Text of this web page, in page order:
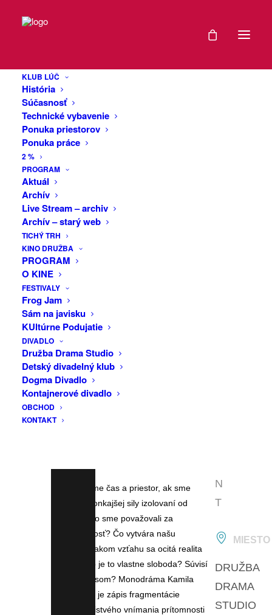
KLUB LÚČ
História
Súčasnosť
Technické vybavenie
Ponuka priestorov
Ponuka práce
2 %
PROGRAM
Aktuál
Archív
Live Stream – archiv
Archív – starý web
TICHÝ TRH
KINO DRUŽBA
PROGRAM
O KINE
FESTIVALY
Frog Jam
Sám na javisku
KUltúrne Podujatie
DIVADLO
Družba Drama Studio
Detský divadelný klub
Dogma Divadlo
Kontajnerové divadlo
OBCHOD
KONTAKT
Presunuté na
11.12. 2024
Zo zdravotných dôvodov je predstavenie
Pri návrate z hosťovania v Macedónsku
pri vstupe do Srbska boli členovia
prehliadke, pri ktorej colní pracovníci
medzi rekvizitami objavili štartovaciu
plynovú pištoľ používanú v predstavení
„Višegrád -1“. Podľa znaleckého
posudku Národného strediska pre
forenzné vedy, bolo zistené, že ide o
konvertibilnú zbraň, ktorú v Republike
Srbsko možno vlastniť a nosiť iba na
základe povolenia štátneho orgánu.
Vyššia verejná prokuratúra v meste
Vranje, obvinila majiteľa vozidla Kamila
Bystrického z trestného činu nelegálnej
výroby, vlastnenia, nosenia a
Ako vnímame čas a priestor, ak sme
zásahom vonkajšej sily izolovaní od
všetkého, čo sme považovali za
samozrejmosť? Čo vytvára našu
identitu? V akom vzťahu sa ocitá realita
a ilúzia? Čo je to vlastne sloboda? Súvisí
nejako s časom? Monodráma Kamila
Bystrického je zápis fragmentácie
niekedy celistvého vnímania prítomnosti
DÁTUM
N
T
MIESTO
DRUŽBA
DRAMA
STUDIO